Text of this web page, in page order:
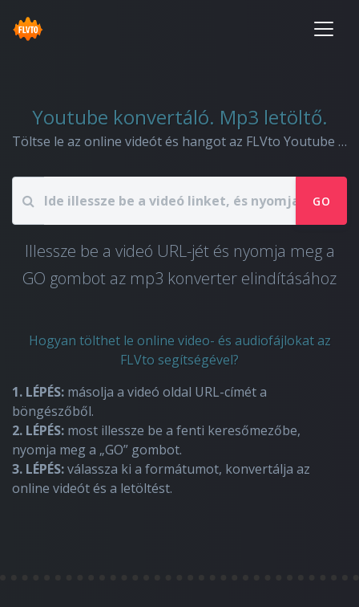
Youtube konvertáló. Mp3 letöltő.
Töltse le az online videót és hangot az FLVto Youtube konverterrel.
GO
Illessze be a videó URL-jét és nyomja meg a
GO gombot az mp3 konverter elindításához
Hogyan tölthet le online video- és audiofájlokat az
FLVto segítségével?
1. LÉPÉS: másolja a videó oldal URL-címét a
böngészőből.
2. LÉPÉS: most illessze be a fenti keresőmezőbe,
nyomja meg a „GO” gombot.
3. LÉPÉS:válassza ki a formátumot, konvertálja az
online videót és a letöltést.